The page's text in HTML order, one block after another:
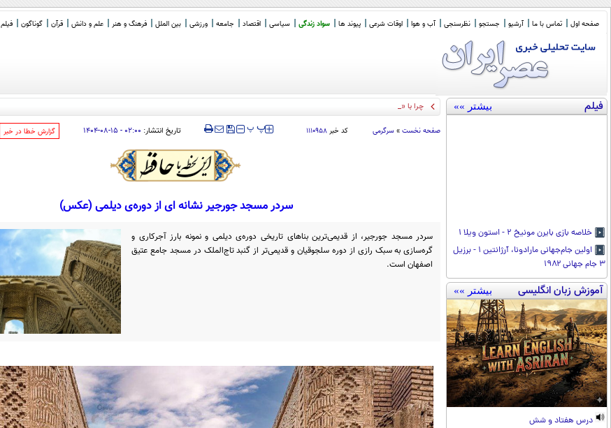
صفحه اول تماس با ما آرشیو جستجو نظرسنجی آب و هوا اوقات شرعی پیوند ها سواد زندگی سیاسی اقتصاد جامعه ورزشی بین الملل فرهنگ و هنر علم و دانش قرآن گوناگون فیلم
فیلم بیشتر »»
خلاصه بازی بایرن مونیخ ۲ - استون ویلا ۱
اولین جام‌جهانی مارادونا، آرژانتین ۱ - برزیل
۳ جام جهانی ۱۹۸۲
آموزش زبان انگلیسی بیشتر »»
درس هفتاد و شش
چرا با «دعوت برای براندازی د
صفحه نخست » سرگرمی کد خبر ۱۱۱۰۹۵۸ ‍‍‍ پ پ تاریخ انتشار: ۰۲:۰۰ - ۱۵-۰۸-۱۴۰۴ ‌گزارش خطا در خبر
سردر مسجد جورجیر نشانه ای از دوره‌ی دیلمی (عکس)
سردر مسجد جورجیر، از قدیمی‌ترین بناهای تاریخی دوره‌ی دیلمی و نمونه بارز آجرکاری و
گره‌سازی به سبک رازی از دوره سلجوقیان و قدیمی‌تر از گنبد تاج‌الملک در مسجد جامع عتیق
اصفهان است.